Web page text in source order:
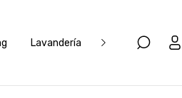
Lavandería Electrónica